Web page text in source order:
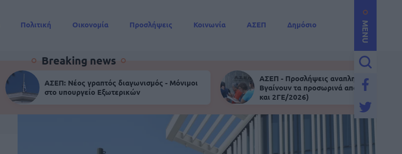
MENU
Πολιτική Οικονομία Προσλήψεις Κοινωνία ΑΣΕΠ
Δημόσιο
Breaking news
ΑΣΕΠ: Νέος γραπτός διαγωνισμός - Μόνιμοι
στο υπουργείο Εξωτερικών
ΑΣΕΠ - Προσλήψεις αναπληρωτών:
Βγαίνουν τα προσωρινά αποτελέσματα
και 2ΓΕ/2026)